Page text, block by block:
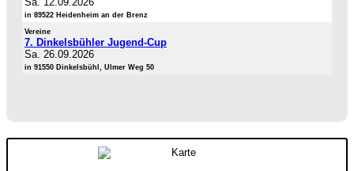
in 89522 Heidenheim an der Brenz
Vereine
7. Dinkelsbühler Jugend-Cup
Sa. 26.09.2026
in 91550 Dinkelsbühl, Ulmer Weg 50